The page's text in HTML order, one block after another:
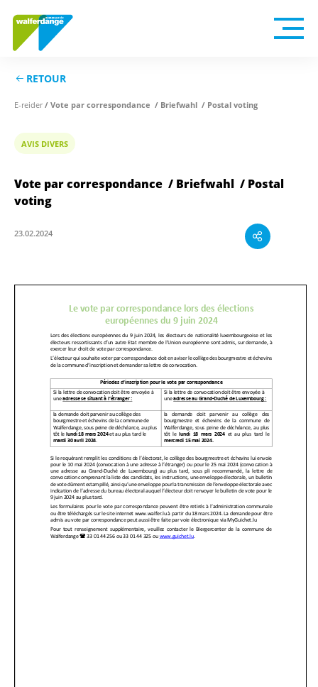
RETOUR
E-reider/ Vote par correspondance / Briefwahl / Postal voting
AVIS DIVERS
Vote par correspondance / Briefwahl / Postal
voting
23.02.2024